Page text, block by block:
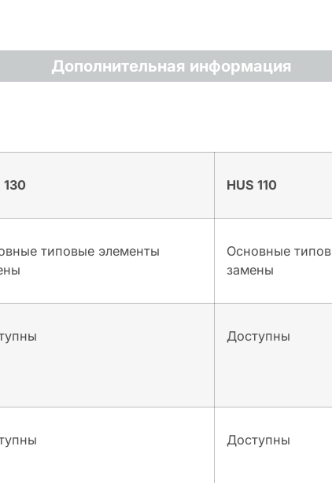
Дополнительная информация
130 HUS 110
типовые элементы
Основные
замены
Доступны
Доступны